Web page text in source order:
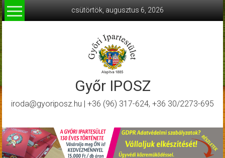
Skip
to
content
csütörtök, augusztus 6, 2026
Győr IPOSZ
iroda@gyoriposz.hu | +36 (96) 317-624, +36 30/2273-695